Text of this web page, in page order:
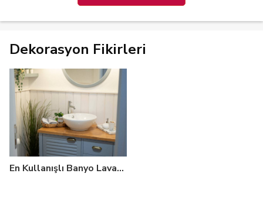
Dekorasyon Fikirleri
En Kullanışlı Banyo Lavabosu Nasıl Seçilir?